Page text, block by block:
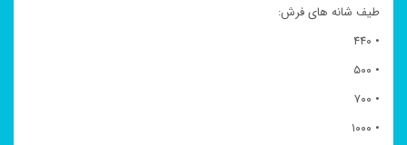
طیف شانه های فرش:
• ۴۴۰
• ۵۰۰
• ۷۰۰
• ۱۰۰۰